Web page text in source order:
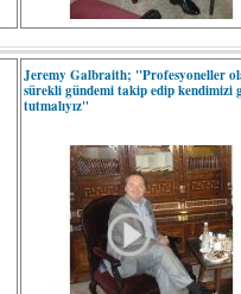
Jeremy Galbraith; "Profesyoneller
sürekli gündemi takip edip kendimizi
tutmalıyız"